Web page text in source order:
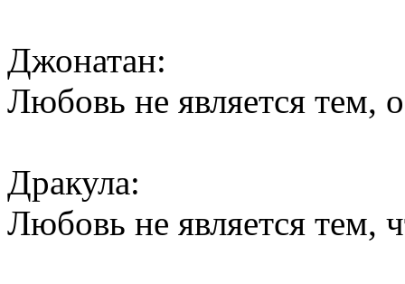
Джонатан:
Любовь не является тем,
Дракула:
Любовь не является тем,